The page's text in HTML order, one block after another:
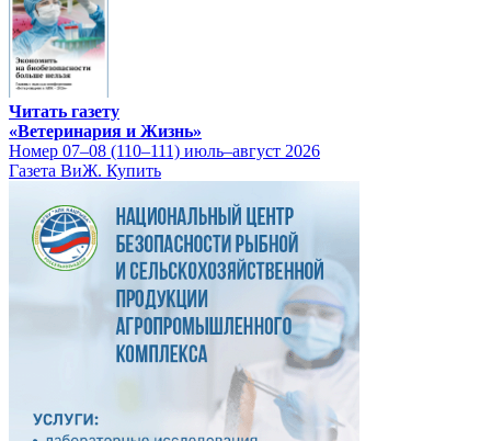
Читать газету
«Ветеринария и Жизнь»
Номер 07–08 (110–111) июль–август 2026
Газета ВиЖ. Купить